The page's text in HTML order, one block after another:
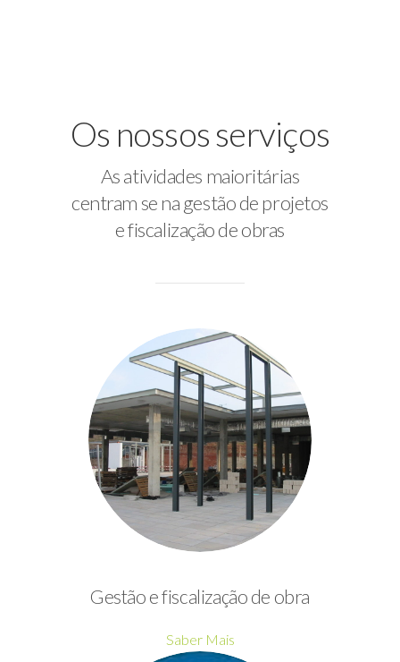
Os nossos serviços
As atividades maioritárias
centram se na gestão de projetos
e fiscalização de obras
Gestão e fiscalização de obra
Saber Mais